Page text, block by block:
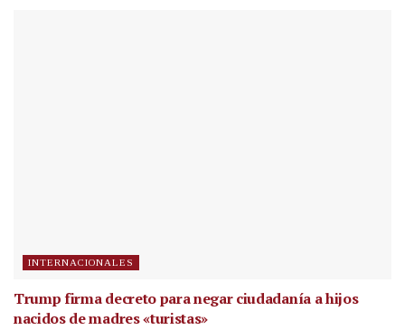
INTERNACIONALES
Trump firma decreto para negar ciudadanía a hijos
nacidos de madres «turistas»